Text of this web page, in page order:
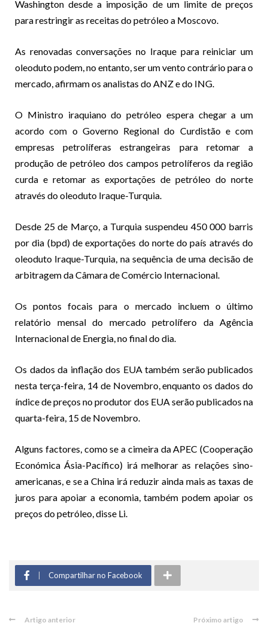
Washington desde a imposição de um limite de preços
para restringir as receitas do petróleo a Moscovo.
As renovadas conversações no Iraque para reiniciar um
oleoduto podem, no entanto, ser um vento contrário para o
mercado, afirmam os analistas do ANZ e do ING.
O Ministro iraquiano do petróleo espera chegar a um
acordo com o Governo Regional do Curdistão e com
empresas petrolíferas estrangeiras para retomar a
produção de petróleo dos campos petrolíferos da região
curda e retomar as exportações de petróleo do norte
através do oleoduto Iraque-Turquia.
Desde 25 de Março, a Turquia suspendeu 450 000 barris
por dia (bpd) de exportações do norte do país através do
oleoduto Iraque-Turquia, na sequência de uma decisão de
arbitragem da Câmara de Comércio Internacional.
Os pontos focais para o mercado incluem o último
relatório mensal do mercado petrolífero da Agência
Internacional de Energia, no final do dia.
Os dados da inflação dos EUA também serão publicados
nesta terça-feira, 14 de Novembro, enquanto os dados do
índice de preços no produtor dos EUA serão publicados na
quarta-feira, 15 de Novembro.
Alguns factores, como se a cimeira da APEC (Cooperação
Económica Ásia-Pacífico) irá melhorar as relações sino-
americanas, e se a China irá reduzir ainda mais as taxas de
juros para apoiar a economia, também podem apoiar os
preços do petróleo, disse Li.
Compartilhar no Facebook
Artigo anterior Próximo artigo